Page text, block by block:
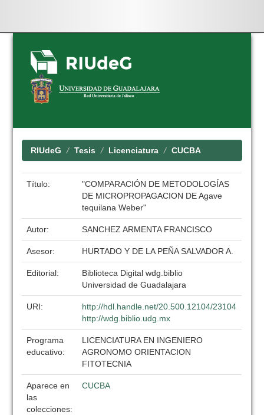
Skip
navigation
RIUdeG Tesis Licenciatura CUCBA
Título:
"COMPARACIÓN DE METODOLOGÍAS
DE MICROPROPAGACION DE Agave
tequilana Weber"
Autor: SANCHEZ ARMENTA FRANCISCO
Asesor: HURTADO Y DE LA PEÑA SALVADOR A.
Editorial:
Biblioteca Digital wdg.biblio
Universidad de Guadalajara
URI:
http://hdl.handle.net/20.500.12104/23104
http://wdg.biblio.udg.mx
Programa
educativo:
LICENCIATURA EN INGENIERO
AGRONOMO ORIENTACION
FITOTECNIA
Aparece en
las
colecciones:
CUCBA